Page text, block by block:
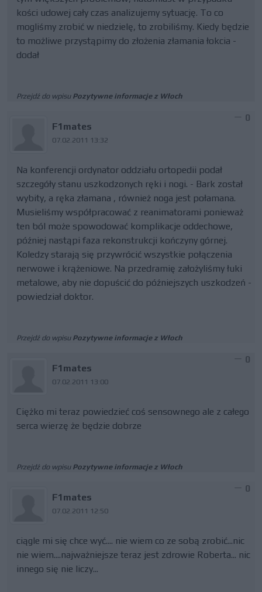
kości udowej cały czas analizujemy sytuację. To co
mogliśmy zrobić w niedzielę, to zrobiliśmy. Kiedy będzie
to możliwe przystąpimy do złożenia złamania łokcia -
dodał
Przejdź do wpisu Pozytywne informacje z Włoch
F1mates
07.02.2011 13:32
0
Na konferencji ordynator oddziału ortopedii podał
szczegóły stanu uszkodzonych ręki i nogi. - Bark został
wybity, a ręka złamana , również noga jest połamana.
Musieliśmy współpracować z reanimatorami ponieważ
ten ból może spowodować komplikacje oddechowe,
później nastąpi faza rekonstrukcji kończyny górnej.
Koledzy starają się przywrócić wszystkie połączenia
nerwowe i krążeniowe. Na przedramię założyliśmy łuki
metalowe, aby nie dopuścić do późniejszych uszkodzeń -
powiedział doktor.
Przejdź do wpisu Pozytywne informacje z Włoch
F1mates
07.02.2011 13:00
0
Ciężko mi teraz powiedzieć coś sensownego ale z całego
serca wierzę że będzie dobrze
Przejdź do wpisu Pozytywne informacje z Włoch
F1mates
07.02.2011 12:50
0
ciągle mi się chce wyć.... nie wiem co ze sobą zrobić...nic
nie wiem....najważniejsze teraz jest zdrowie Roberta... nic
innego się nie liczy...